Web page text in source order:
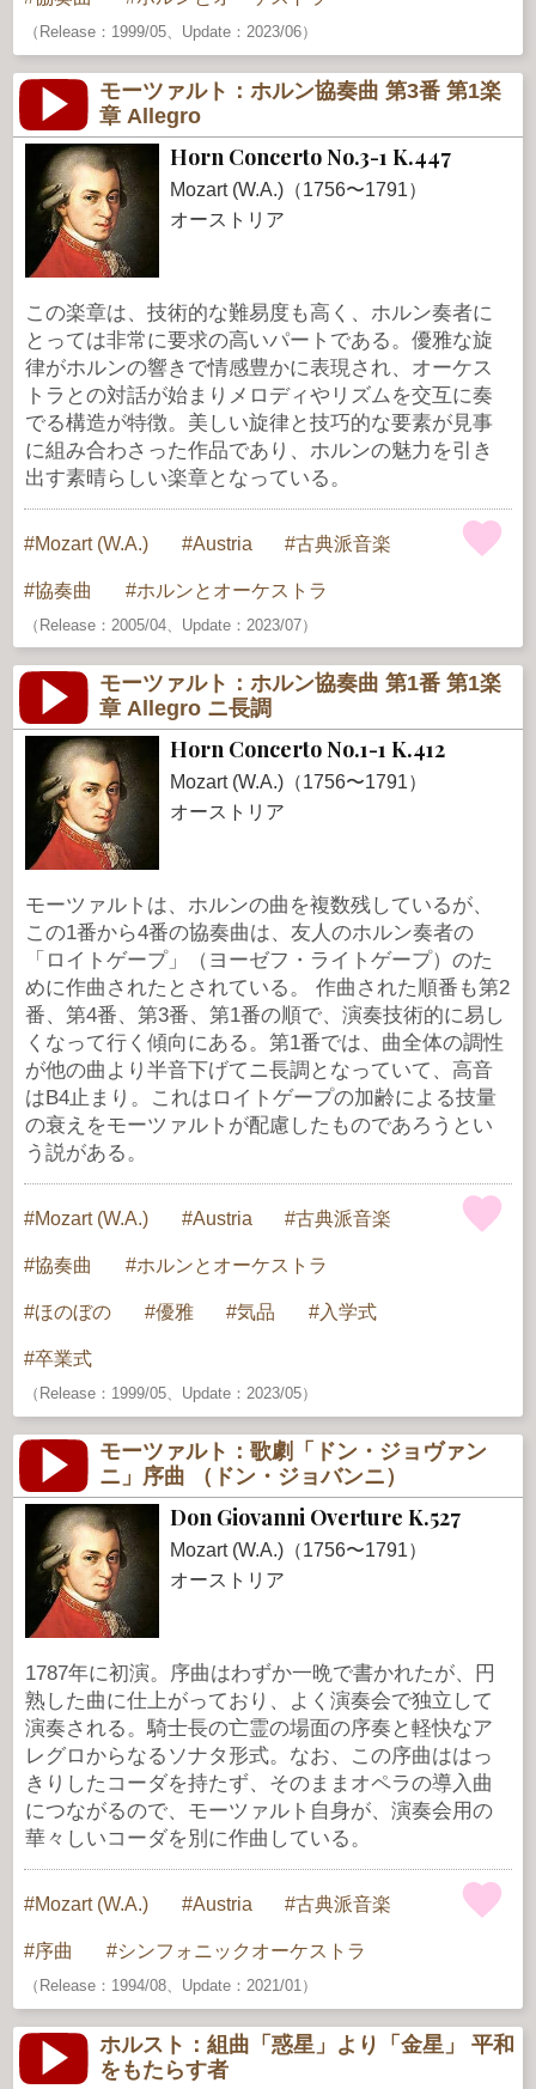
（Release：1999/05、Update：2023/06）
モーツァルト：ホルン協奏曲 第3番 第1楽
章 Allegro
Horn Concerto No.3-1 K.447
Mozart (W.A.)（1756〜1791）
オーストリア
この楽章は、技術的な難易度も高く、ホルン奏者に
とっては非常に要求の高いパートである。優雅な旋
律がホルンの響きで情感豊かに表現され、オーケス
トラとの対話が始まりメロディやリズムを交互に奏
でる構造が特徴。美しい旋律と技巧的な要素が見事
に組み合わさった作品であり、ホルンの魅力を引き
出す素晴らしい楽章となっている。
Mozart (W.A.) Austria 古典派音楽
協奏曲 ホルンとオーケストラ
（Release：2005/04、Update：2023/07）
モーツァルト：ホルン協奏曲 第1番 第1楽
章 Allegro ニ長調
Horn Concerto No.1-1 K.412
Mozart (W.A.)（1756〜1791）
オーストリア
モーツァルトは、ホルンの曲を複数残しているが、
この1番から4番の協奏曲は、友人のホルン奏者の
「ロイトゲープ」（ヨーゼフ・ライトゲープ）のた
めに作曲されたとされている。 作曲された順番も第2
番、第4番、第3番、第1番の順で、演奏技術的に易し
くなって行く傾向にある。第1番では、曲全体の調性
が他の曲より半音下げてニ長調となっていて、高音
はB4止まり。これはロイトゲープの加齢による技量
の衰えをモーツァルトが配慮したものであろうとい
う説がある。
Mozart (W.A.) Austria 古典派音楽
協奏曲 ホルンとオーケストラ
ほのぼの 優雅 気品 入学式
卒業式
（Release：1999/05、Update：2023/05）
モーツァルト：歌劇「ドン・ジョヴァン
ニ」序曲 （ドン・ジョバンニ）
Don Giovanni Overture K.527
Mozart (W.A.)（1756〜1791）
オーストリア
1787年に初演。序曲はわずか一晩で書かれたが、円
熟した曲に仕上がっており、よく演奏会で独立して
演奏される。騎士長の亡霊の場面の序奏と軽快なア
レグロからなるソナタ形式。なお、この序曲ははっ
きりしたコーダを持たず、そのままオペラの導入曲
につながるので、モーツァルト自身が、演奏会用の
華々しいコーダを別に作曲している。
Mozart (W.A.) Austria 古典派音楽
序曲 シンフォニックオーケストラ
（Release：1994/08、Update：2021/01）
ホルスト：組曲「惑星」より「金星」 平和
をもたらす者